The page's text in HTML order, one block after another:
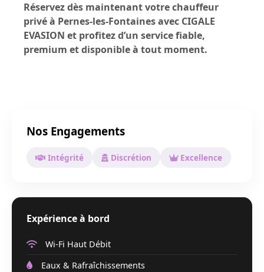
Réservez dès maintenant votre chauffeur
privé à Pernes-les-Fontaines avec CIGALE
EVASION et profitez d’un service fiable,
premium et disponible à tout moment.
Nos Engagements
Intégrité Discrétion Excellence
Expérience à bord
Wi-Fi Haut Débit
Eaux & Rafraîchissements